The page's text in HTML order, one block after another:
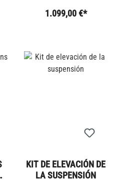
1.099,00 €*
KIT DE ELEVACIÓN DE
LA SUSPENSIÓN